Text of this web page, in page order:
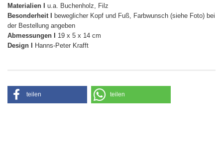
Materialien I u.a. Buchenholz, Filz
Besonderheit I
beweglicher Kopf und Fuß, Farbwunsch (siehe Foto) bei
der Bestellung angeben
Abmessungen I 19 x 5 x 14 cm
Design I
Hanns-Peter Krafft
teilen teilen